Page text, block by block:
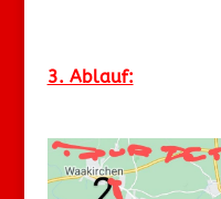
3. Ablauf: